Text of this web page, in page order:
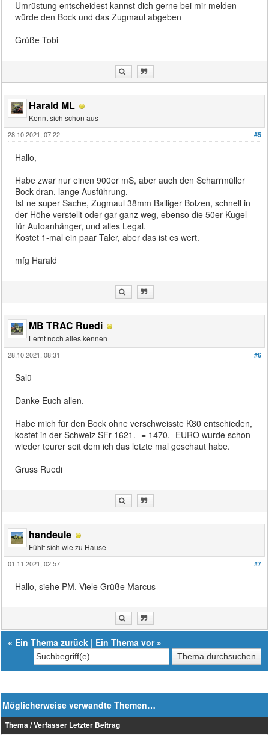
Umrüstung entscheidest kannst dich gerne bei mir melden
würde den Bock und das Zugmaul abgeben
Grüße Tobi
Harald ML
Kennt sich schon aus
#5
28.10.2021, 07:22
Hallo,
Habe zwar nur einen 900er mS, aber auch den Scharrmüller
Bock dran, lange Ausführung.
Ist ne super Sache, Zugmaul 38mm Balliger Bolzen, schnell in
der Höhe verstellt oder gar ganz weg, ebenso die 50er Kugel
für Autoanhänger, und alles Legal.
Kostet 1-mal ein paar Taler, aber das ist es wert.
mfg Harald
MB TRAC Ruedi
Lernt noch alles kennen
#6
28.10.2021, 08:31
Salü
Danke Euch allen.
Habe mich für den Bock ohne verschweisste K80 entschieden,
kostet in der Schweiz SFr 1621.- = 1470.- EURO wurde schon
wieder teurer seit dem ich das letzte mal geschaut habe.
Gruss Ruedi
handeule
Fühlt sich wie zu Hause
#7
01.11.2021, 02:57
Hallo, siehe PM. Viele Grüße Marcus
« Ein Thema zurück | Ein Thema vor»
Möglicherweise verwandte Themen…
Thema / Verfasser Letzter Beitrag